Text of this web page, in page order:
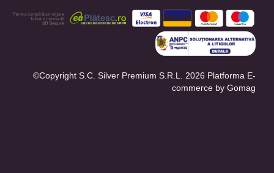
©Copyright S.C. Silver Premium S.R.L. 2026 Platforma E-
commerce by Gomag